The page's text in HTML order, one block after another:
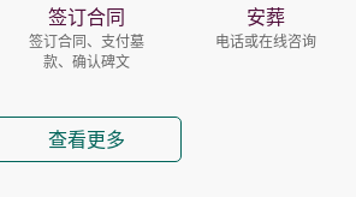
签订合同
签订合同、支付墓
款、确认碑文
安葬
电话或在线咨询
查看更多